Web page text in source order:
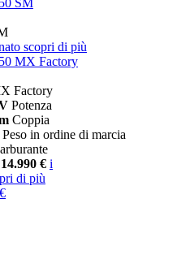
SM
scopri di più
MX Factory
Factory
Potenza
Coppia
Peso in ordine di marcia
€ i
di più